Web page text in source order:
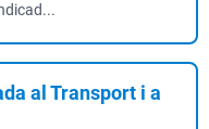
al Transport i a